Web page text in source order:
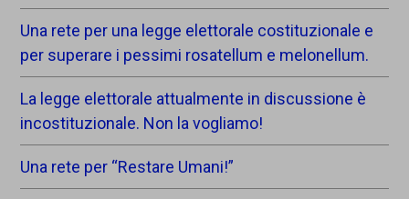
Una rete per una legge elettorale costituzionale e
per superare i pessimi rosatellum e melonellum.
La legge elettorale attualmente in discussione è
incostituzionale. Non la vogliamo!
Una rete per “Restare Umani!”